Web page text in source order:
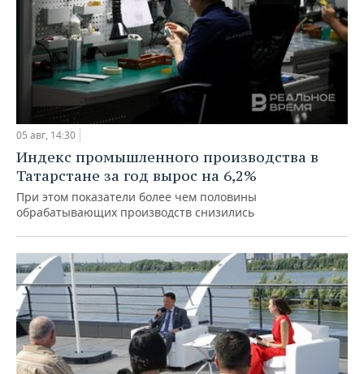
05 авг, 14:30
Индекс промышленного производства в
Татарстане за год вырос на 6,2%
При этом показатели более чем половины
обрабатывающих производств снизились